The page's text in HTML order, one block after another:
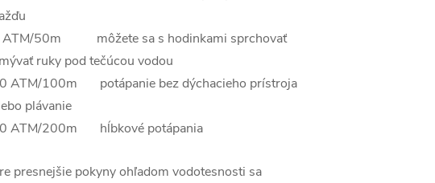
ATM/50m môžete sa s hodinkami sprchovať
ruky pod tečúcou vodou
ATM/100m potápanie bez dýchacieho prístroja
plávanie
ATM/200m hĺbkové potápania
presnejšie pokyny ohľadom vodotesnosti sa